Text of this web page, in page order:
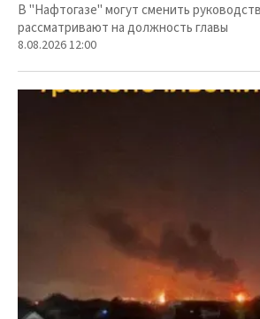
В "Нафтогазе" могут сменить
рассматривают на должность главы
8.08.2026 12:00